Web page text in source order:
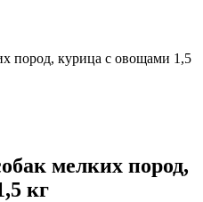
пород, курица с овощами 1,5
мелких пород,
кг